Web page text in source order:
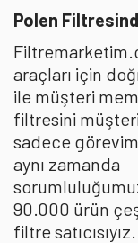
Polen
araçları için
ile müşteri
filtresini
sadece
aynı zamanda
90.000 ürün
filtre satıcısıyız.